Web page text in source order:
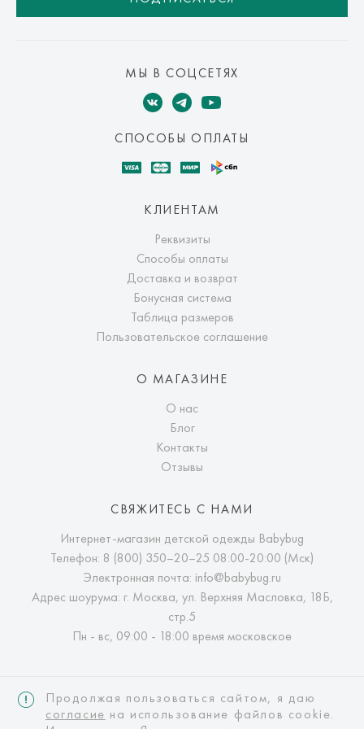
МЫ В СОЦСЕТЯХ
СПОСОБЫ ОПЛАТЫ
КЛИЕНТАМ
Реквизиты
Способы оплаты
Доставка и возврат
Бонусная система
Таблица размеров
Пользовательское соглашение
О МАГАЗИНЕ
О нас
Блог
Контакты
Отзывы
СВЯЖИТЕСЬ С НАМИ
Интернет-магазин детской одежды Babybug
Телефон: 8 (800) 350–20–25 08:00-20:00 (Мск)
Электронная почта: info@babybug.ru
Адрес шоурума: г. Москва, ул. Верхняя Масловка, 18Б,
стр.5
Пн - вс, 09:00 - 18:00 время московское
Продолжая пользоваться сайтом, я даю
согласие на использование файлов cookie.